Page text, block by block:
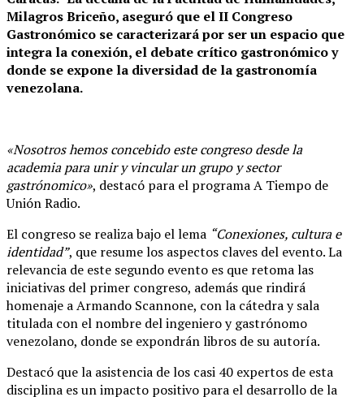
Milagros Briceño, aseguró que el II Congreso
Gastronómico se caracterizará por ser un espacio que
integra la conexión, el debate crítico gastronómico y
donde se expone la diversidad de la gastronomía
venezolana.
«Nosotros hemos concebido este congreso desde la
academia para unir y vincular un grupo y sector
gastrónomico», destacó para el programa A Tiempo de
Unión Radio.
El congreso se realiza bajo el lema “Conexiones, cultura e
identidad”, que resume los aspectos claves del evento. La
relevancia de este segundo evento es que retoma las
iniciativas del primer congreso, además que rindirá
homenaje a Armando Scannone, con la cátedra y sala
titulada con el nombre del ingeniero y gastrónomo
venezolano, donde se expondrán libros de su autoría.
Destacó que la asistencia de los casi 40 expertos de esta
disciplina es un impacto positivo para el desarrollo de la